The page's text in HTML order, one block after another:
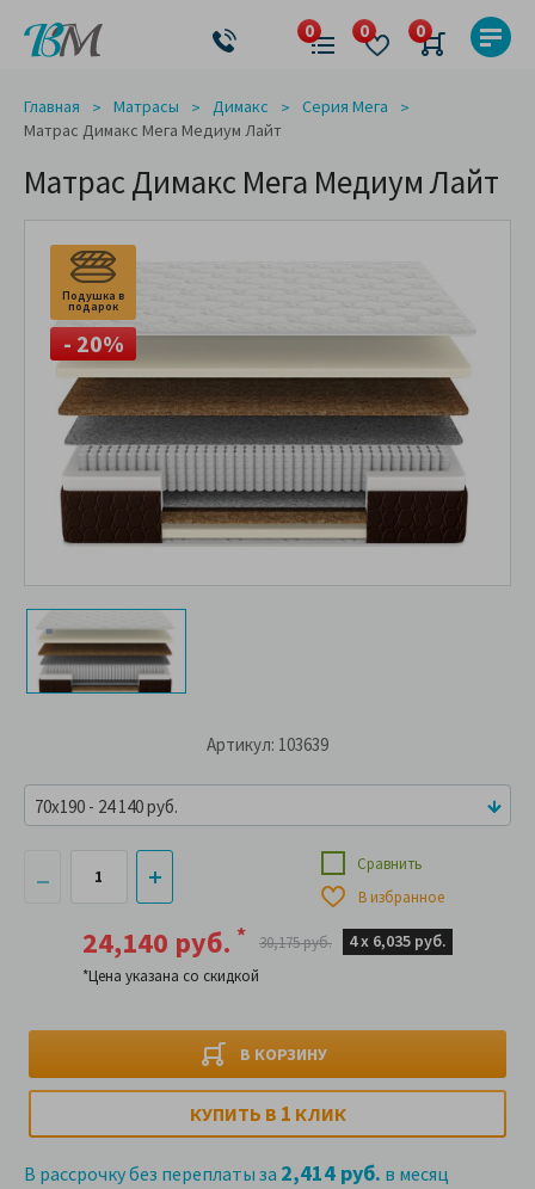
Главная Матрасы Димакс
Серия Мега
Матрас Димакс Мега Медиум Лайт
Матрас Димакс Мега Медиум Лайт
Подушка в
подарок
- 20%
Артикул: 103639
24,140 руб. *
*Цена указана со скидкой
30,175 руб. 4 х 6,035 руб.
В КОРЗИНУ
Сравнить
В избранное
КУПИТЬ В 1 КЛИК
В рассрочку без переплаты за 2,414 руб. в месяц
70x190 - 24 140 руб.